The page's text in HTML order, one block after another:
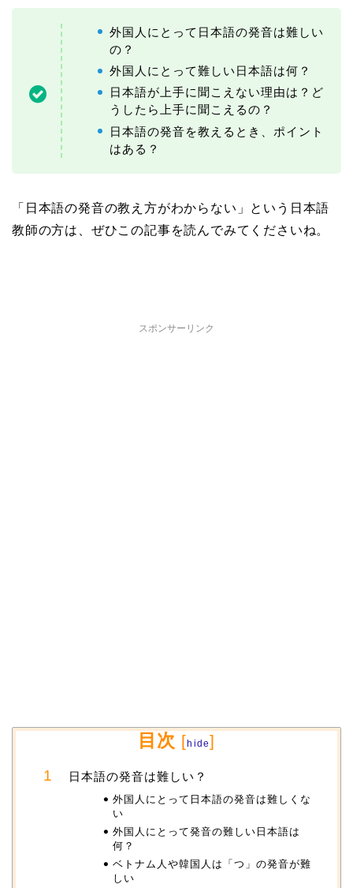
外国人にとって日本語の発音は難しい
の？
外国人にとって難しい日本語は何？
日本語が上手に聞こえない理由は？ど
うしたら上手に聞こえるの？
日本語の発音を教えるとき、ポイント
はある？
「日本語の発音の教え方がわからない」という日本語
教師の方は、ぜひこの記事を読んでみてくださいね。
スポンサーリンク
目次 [hide]
日本語の発音は難しい？
外国人にとって日本語の発音は難しくな
い
外国人にとって発音の難しい日本語は
何？
ベトナム人や韓国人は「つ」の発音が難
しい